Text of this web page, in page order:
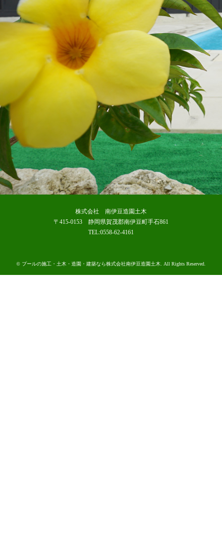
株式会社 南伊豆造園土木
〒415-0153 静岡県賀茂郡南伊豆町手石861
TEL:0558-62-4161
© プールの施工・土木・造園・建築なら株式会社南伊豆造園土木. All Rights Reserved.